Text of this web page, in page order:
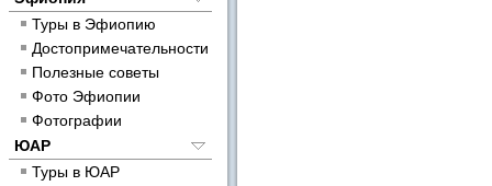
Туры в Эфиопию
Достопримечательности
Полезные советы
Фото Эфиопии
Фотографии
ЮАР
Туры в ЮАР